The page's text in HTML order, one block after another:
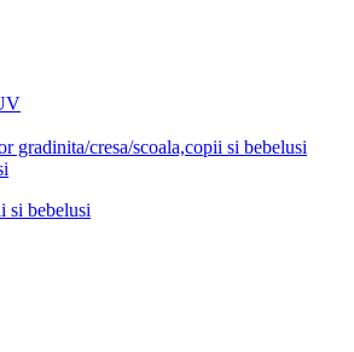
gradinita/cresa/scoala,copii si bebelusi
si bebelusi